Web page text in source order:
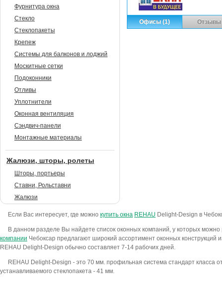
Офисы (1) Отзывы
Фурнитура окна
Стекло
Стеклопакеты
Крепеж
Системы для балконов и лоджий
Москитные сетки
Подоконники
Отливы
Уплотнители
Оконная вентиляция
Сэндвич-панели
Монтажные материалы
Жалюзи, шторы, ролеты
Шторы, портьеры
Ставни, Рольставни
Жалюзи
Если Вас интересует, где можно купить окна REHAU Delight-Design в
В данном разделе Вы найдете список оконных компаний, у которых
компании Чебоксар предлагают широкий ассортимент оконных конструкций
REHAU Delight-Design обычно составляет 7-14 рабочих дней.
REHAU Delight-Design - это 70 мм. профильная система стандарт
устанавливаемого стеклопакета - 41 мм.